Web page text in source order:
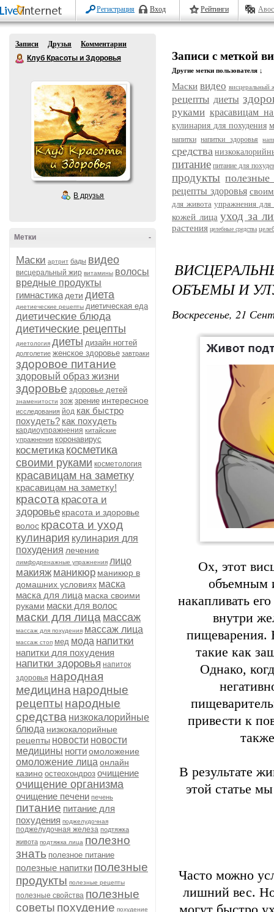
Регистрация Вход Рейтинги
Записи Друзья
Комментарии
Клуб Красоты и Здоровья
В друзья
-
Метки
Маски артрит бады видео
висцеральный жир витамины волосы
вредные продукты
гимнастика дети диета
диетиеческие рецепты диетическая еда
диетические блюда
диетические рецепты
диетология диеты дизайн ногтей
долголетие женское здоровье завтраки
здоровое питание
здоровый образ жизни
здоровье здоровье детей
знаменитости зож зрение интересное
исследования йод как быстро
похудеть? как похудеть
кардиоупражнения китайские
упражнения коронавирус
косметика косметика
своими руками косметология
красавицам на заметку
красавицам на заметку!
красота красота и
здоровье красота и здоровье
волос красота и уход
кулинария кулинария для
похудения лечение
лимфодренажные упражнения лицо
макияж маникюр маникюр в
домашних условиях маска
маска для лица маска своими
руками маски для волос
маски для лица массаж
массаж для похудения массаж лица
массаж стоп мед мода напитки
напитки для похудения
напитки здоровья напиток
здоровья народная
медицина народные
рецепты народные
средства низкокалорийные
блюда низкокалорийные
рецепты новости новости
медицины ногтиомоложение
омоложение лица онлайн
казино остеохондроз очищение
очищение организма
очищение печени печень
питание питание для
похудения поджелудочная
поджелудочная железа подтяжка
живота подтяжка лица полезно
знать полезное питание
полезные напитки полезные
продукты полезные рецепты
полезные свойства полезные
советы похудение похудение
Записи с меткой
Другие метки пользователя ↓
Маски видео висцеральный
рецепты диеты
руками красавицам
кулинария для похудения
напитки напитки здоровья
средства
питание питание для
продукты
рецепты здоровья
для живота упражнения для
кожей лица уход за
растения целебные средства
ОБЪЕМЫ И
Воскресенье, 21
Ох, этот
объемным
накапливать
внутри
пищеварения.
такие как
Однако,
привести к
В результате
этой статье
Часто можно
лишний вес. Но